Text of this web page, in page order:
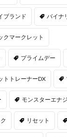
ブランド バイナ
クマークレット
プライムデー
トトレーナーDX
モンスターエナ
リセット